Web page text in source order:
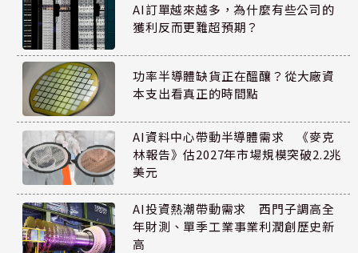
AI訂單越來越多，為什麼有些公司的
獲利反而更難超預期？
功率半導體缺貨正在醞釀？從大廠資
本支出看真正的時間點
AI資料中心帶動半導體需求 《麥克
林報告》估2027年市場規模突破2.2兆
美元
AI投資熱潮帶動需求 西門子調高全
年財測、單季工業事業利潤創歷史新
高